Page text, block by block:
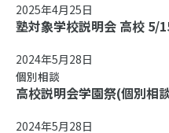
2025年4月25日
塾対象学校説明会 高校 5/
2024年5月28日
個別相談
高校説明会学園祭(個別相
2024年5月28日